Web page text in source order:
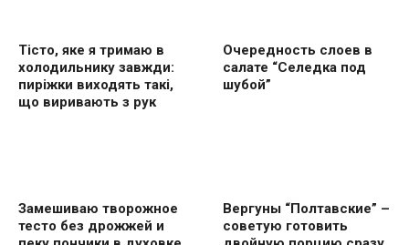
Тісто, яке я тримаю в
холодильнику завжди:
пиріжки виходять такі,
що виривають з рук
Очередность слоев в
салате “Селедка под
шубой”
Замешиваю творожное
тесто без дрожжей и
Вергуны “Полтавские” –
советую готовить